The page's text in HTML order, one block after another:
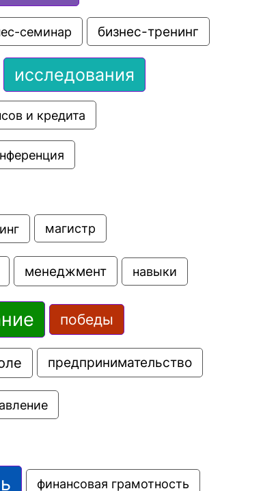
семинар бизнес-тренинг
исследования
и кредита
магистр
менеджмент навыки
победы
предпринимательство
финансовая грамотность